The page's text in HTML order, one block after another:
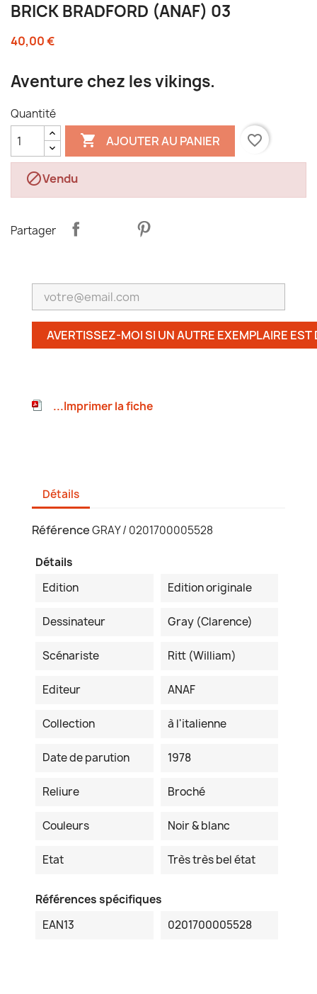
BRICK BRADFORD (ANAF) 03
40,00 €
Aventure chez les vikings.
Quantité
 AJOUTER AU PANIER favorite_border
Vendu
Partager
AVERTISSEZ-MOI SI UN AUTRE EXEMPLAIRE EST
...Imprimer la fiche
Détails
RéférenceGRAY / 0201700005528
Détails
Edition
Edition originale
Dessinateur Gray (Clarence)
Scénariste Ritt (William)
Editeur ANAF
Collection à l'italienne
Date de parution 1978
Reliure Broché
Couleurs Noir & blanc
Etat Très très bel état
Références spécifiques
EAN13
0201700005528